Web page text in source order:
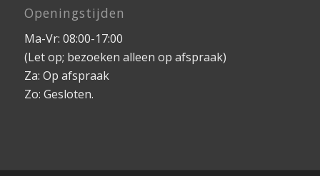
Openingstijden
Ma-Vr: 08:00-17:00
(Let op; bezoeken alleen op afspraak)
Za: Op afspraak
Zo: Gesloten.